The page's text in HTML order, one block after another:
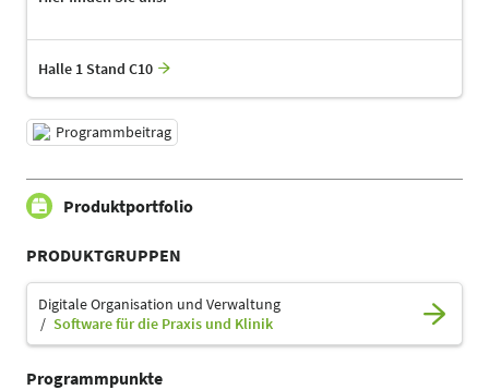
Halle 1 Stand C10
Programmbeitrag
Produktportfolio
PRODUKTGRUPPEN
Digitale Organisation und Verwaltung
Software für die Praxis und Klinik
Programmpunkte